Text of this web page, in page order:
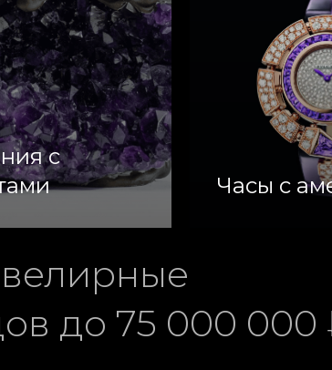
с
Часы с
до 75 000 000